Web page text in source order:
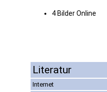
4 Bilder Online
Literatur
Internet